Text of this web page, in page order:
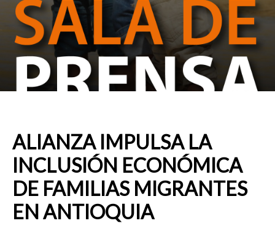
ALIANZA IMPULSA LA
INCLUSIÓN ECONÓMICA
DE FAMILIAS MIGRANTES
EN ANTIOQUIA